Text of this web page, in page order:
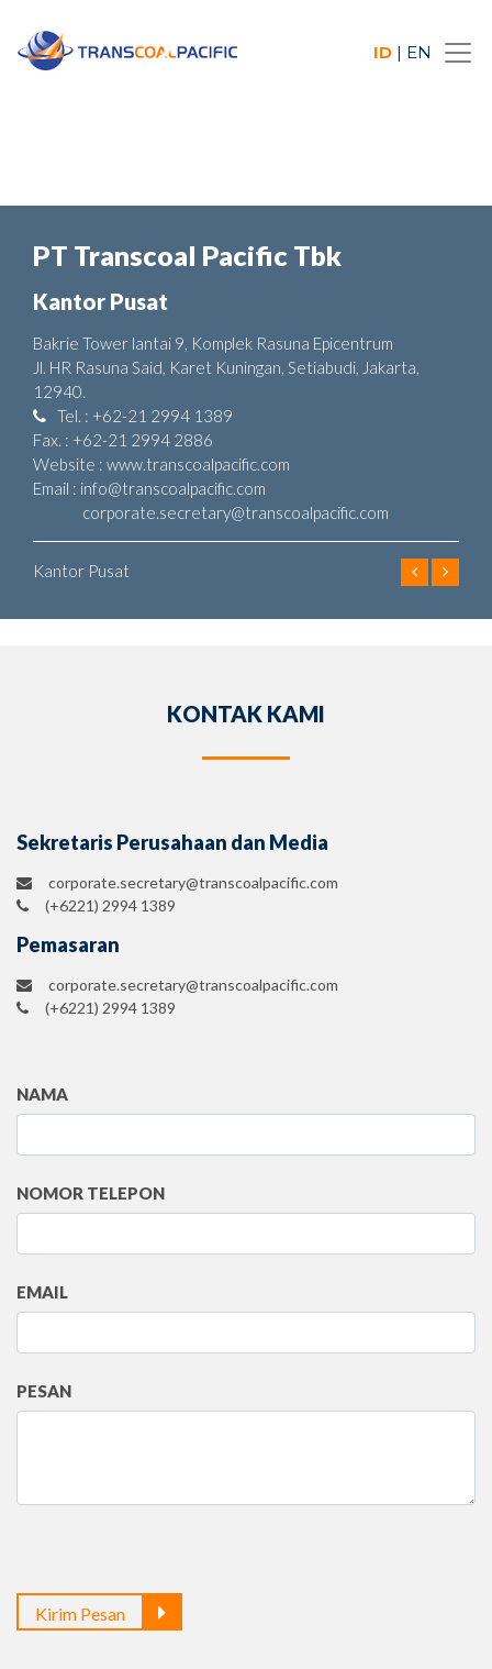
ID | EN
PT Transcoal Pacific Tbk
Kantor Pusat
Bakrie Tower lantai 9, Komplek Rasuna Epicentrum
Jl. HR Rasuna Said, Karet Kuningan, Setiabudi, Jakarta,
12940.
Tel. : +62-21 2994 1389
Fax. : +62-21 2994 2886
Website : www.transcoalpacific.com
Email : info@transcoalpacific.com
corporate.secretary@transcoalpacific.com
Kantor Pusat
KONTAK KAMI
Sekretaris Perusahaan dan Media
corporate.secretary@transcoalpacific.com
(+6221) 2994 1389
Pemasaran
corporate.secretary@transcoalpacific.com
(+6221) 2994 1389
NAMA
NOMOR TELEPON
EMAIL
PESAN
Kirim Pesan